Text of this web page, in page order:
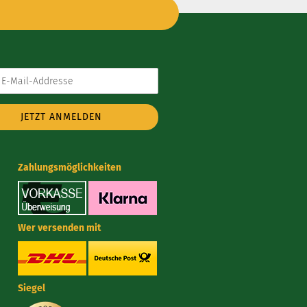
Zahlungsmöglichkeiten
Wer versenden mit
Siegel